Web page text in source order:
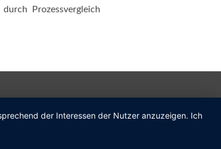
Prozessvergleich
der Interessen der Nutzer anzuzeigen. Ich